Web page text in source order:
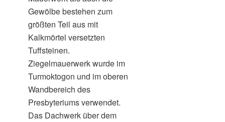
Gewölbe bestehen zum
größten Teil aus mit
Kalkmörtel versetzten
Tuffsteinen.
Ziegelmauerwerk wurde im
Turmoktogon und im oberen
Wandbereich des
Presbyteriums verwendet.
Das Dachwerk über dem